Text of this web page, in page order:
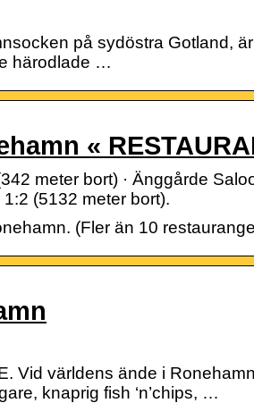
på sydöstra Gotland,
härodlade …
«
meter bort) · Änggårde
(5132 meter bort).
(Fler än 10
Vid världens ände i
knaprig fish ‘n’chips, …